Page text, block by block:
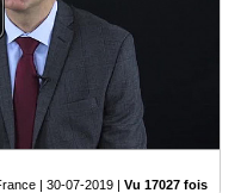
| 30-07-2019 | Vu 17027 fois